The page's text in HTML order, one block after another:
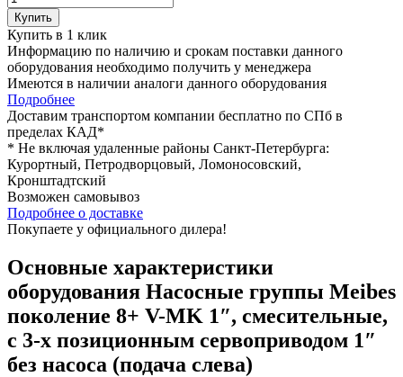
Купить
Купить в 1 клик
Информацию по наличию и срокам поставки данного
оборудования необходимо получить у менеджера
Имеются в наличии аналоги данного оборудования
Подробнее
Доставим транспортом компании бесплатно по СПб в
пределах КАД*
* Не включая удаленные районы Санкт-Петербурга:
Курортный, Петродворцовый, Ломоносовский,
Кронштадтский
Возможен самовывоз
Подробнее о доставке
Покупаете у официального дилера!
Основные характеристики
оборудования Насосные группы Meibes
поколение 8+ V-MK 1″, смесительные,
с 3-х позиционным сервоприводом 1″
без насоса (подача слева)